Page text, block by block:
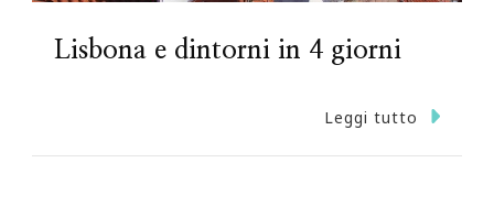
Lisbona e dintorni in 4 giorni
Leggi tutto